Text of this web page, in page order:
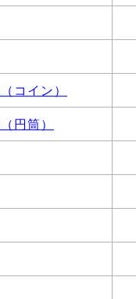
コイン）
円筒）